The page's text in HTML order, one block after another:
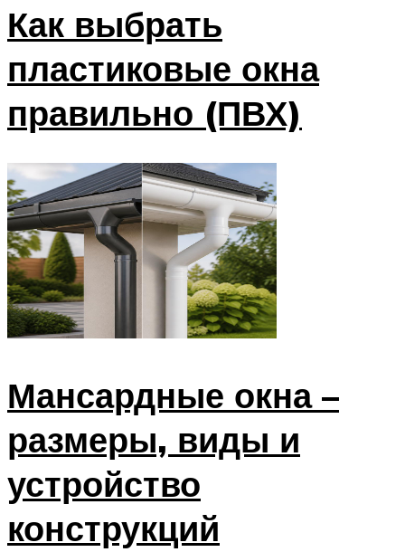
Как выбрать
пластиковые окна
правильно (ПВХ)
Мансардные окна –
размеры, виды и
устройство
конструкций